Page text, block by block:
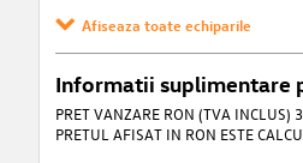
Afiseaza toate echiparile
Informatii suplimentare
PRET VANZARE RON (TVA INCLUS)
PRETUL AFISAT IN RON ESTE